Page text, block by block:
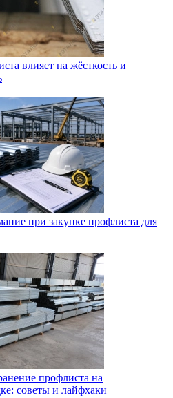
влияет на жёсткость и
при закупке профлиста для
профлиста на
советы и лайфхаки